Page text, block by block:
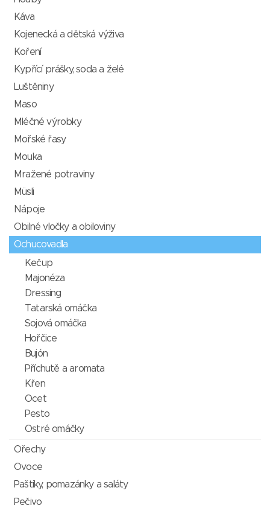
Káva
Kojenecká a dětská výživa
Koření
Kypřící prášky, soda a želé
Luštěniny
Maso
Mléčné výrobky
Mořské řasy
Mouka
Mražené potraviny
Müsli
Nápoje
Obilné vločky a obiloviny
Ochucovadla
Kečup
Majonéza
Dressing
Tatarská omáčka
Sojová omáčka
Hořčice
Bujón
Příchutě a aromata
Křen
Ocet
Pesto
Ostré omáčky
Ořechy
Ovoce
Paštiky, pomazánky a saláty
Pečivo